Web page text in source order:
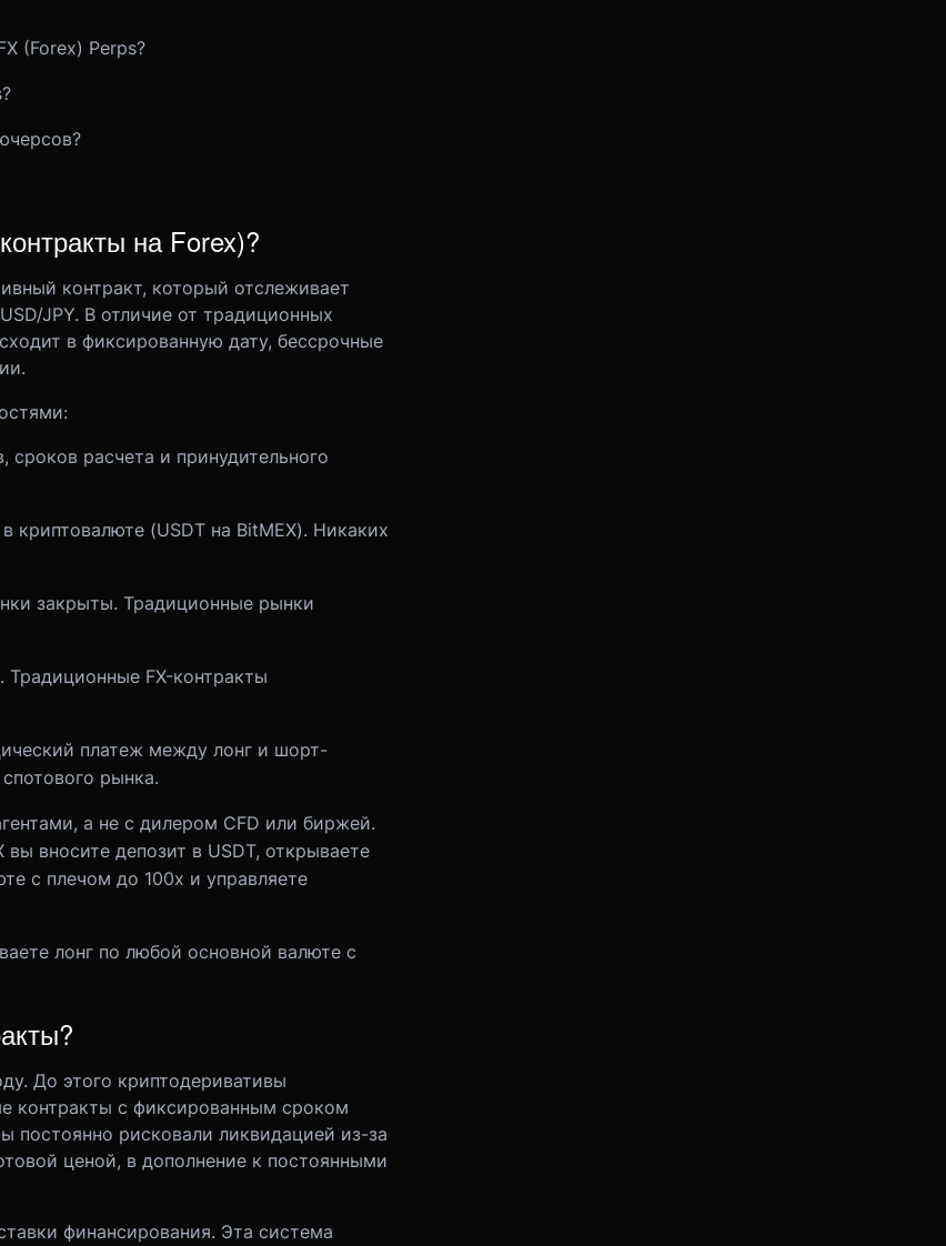
(Forex) Perps?
на Forex)?
контракт, который отслеживает
JPY. В отличие от традиционных
в фиксированную дату, бессрочные
сроков расчета и принудительного
криптовалюте (USDT на BitMEX). Никаких
закрыты. Традиционные рынки
Традиционные FX-контракты
платеж между лонг и шорт-
рынка.
а не с дилером CFD или биржей.
вносите депозит в USDT, открываете
с плечом до 100x и управляете
лонг по любой основной валюте с
До этого криптодеривативы
контракты с фиксированным сроком
постоянно рисковали ликвидацией из-за
ценой, в дополнение к постоянными
финансирования. Эта система